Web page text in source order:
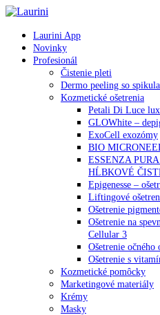
Laurini App
Novinky
Profesionál
Čistenie pleti
Dermo peeling so
Kozmetické ošetrenia
Petali Di Luce
GLOWhite –
ExoCell exozómy
BIO
ESSENZA
HĹBKOVÉ
Epigenesse –
Liftingové
Ošetrenie
Ošetrenie na
Cellular 3
Ošetrenie
Ošetrenie s
Kozmetické pomôcky
Marketingové materiály
Krémy
Masky